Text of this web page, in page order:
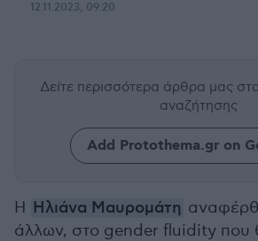
12.11.2023, 09:20
Δείτε περισσότερα άρθρα μας
αναζήτησης
Add Protothema.gr on
H Ηλιάνα Μαυρομάτη
άλλων, στο gender fluidity που